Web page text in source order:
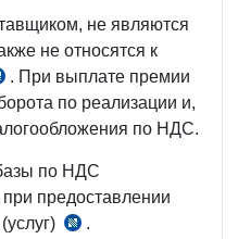
не являются
не относятся к
ст.
. При выплате премии
по реализации и,
по НДС.
по НДС
предоставлении
п.
.